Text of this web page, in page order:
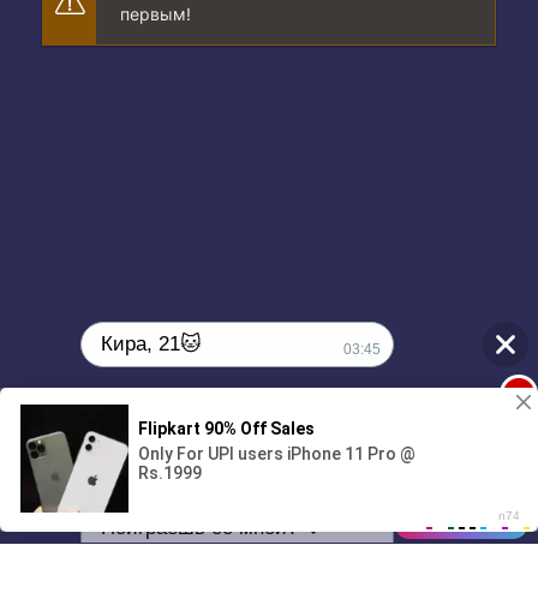
первым!
01/07
00:00
Кира, 21🐱 03:45
Поиграешь со мной? 💖🐾
1